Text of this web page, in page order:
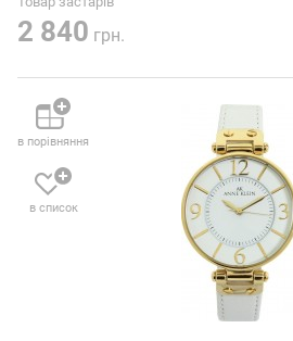
2 840 грн.
в порівняння
в список